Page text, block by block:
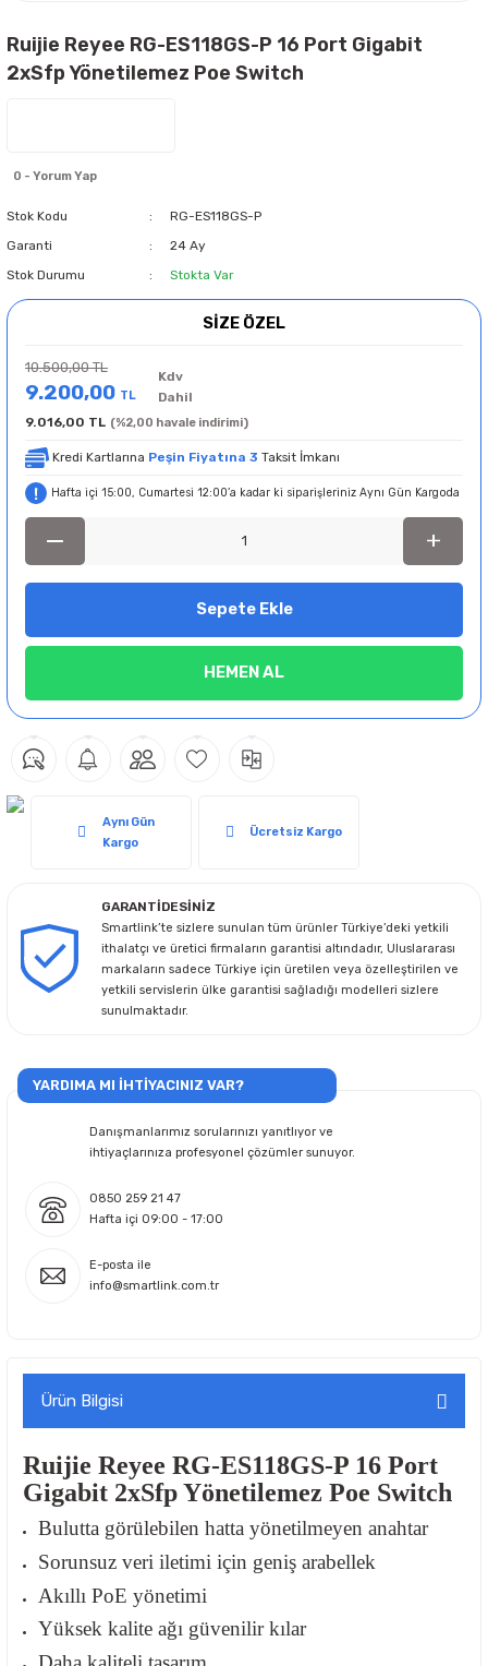
Ruijie Reyee RG-ES118GS-P 16 Port Gigabit
2xSfp Yönetilemez Poe Switch
0 - Yorum Yap
Stok Kodu
RG-ES118GS-P
Garanti
24 Ay
Stok Durumu
Stokta Var
SİZE ÖZEL
10.500,00 TL
9.200,00 TL
Kdv
Dahil
9.016,00 TL (%2,00 havale indirimi)
Kredi Kartlarına Peşin Fiyatına 3 Taksit İmkanı
Hafta içi 15:00, Cumartesi 12:00’a kadar ki siparişleriniz Aynı Gün Kargoda
Sepete Ekle
HEMEN AL
Aynı Gün
Kargo
Ücretsiz Kargo
GARANTİDESİNİZ
Smartlink’te sizlere sunulan tüm ürünler Türkiye’deki yetkili
ithalatçı ve üretici firmaların garantisi altındadır, Uluslararası
markaların sadece Türkiye için üretilen veya özelleştirilen ve
yetkili servislerin ülke garantisi sağladığı modelleri sizlere
sunulmaktadır.
YARDIMA MI İHTİYACINIZ VAR?
Danışmanlarımız sorularınızı yanıtlıyor ve
ihtiyaçlarınıza profesyonel çözümler sunuyor.
0850 259 21 47
Hafta içi 09:00 - 17:00
E-posta ile
info@smartlink.com.tr
Ürün Bilgisi
Ruijie Reyee RG-ES118GS-P 16 Port
Gigabit 2xSfp Yönetilemez Poe Switch
Bulutta görülebilen hatta yönetilmeyen anahtar
Sorunsuz veri iletimi için geniş arabellek
Akıllı PoE yönetimi
Yüksek kalite ağı güvenilir kılar